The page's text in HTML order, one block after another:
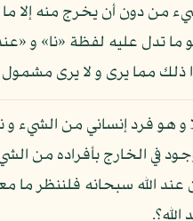
من دون أن يخرج منه إلا
تدل عليه لفظة «نا» و
ذلك مما يرى و لا يرى مشمول
هو فرد إنساني من الشيء و
في الخارج بأفراده من
الله سبحانه فلننظر ما